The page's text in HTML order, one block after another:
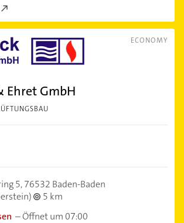
ECONOMY
Ehret GmbH
5,76532 Baden-Baden
5 km
–Öffnet um 07:00